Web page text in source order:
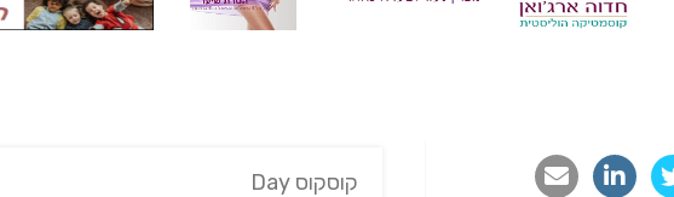
קוסקוס Day